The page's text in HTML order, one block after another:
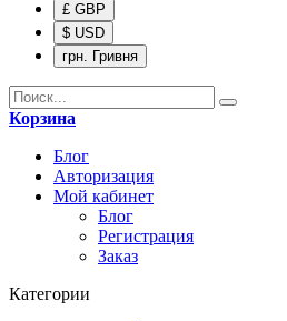
£ GBP
$ USD
грн. Гривня
Корзина
Блог
Авторизация
Мой кабинет
Блог
Регистрация
Заказ
Категории